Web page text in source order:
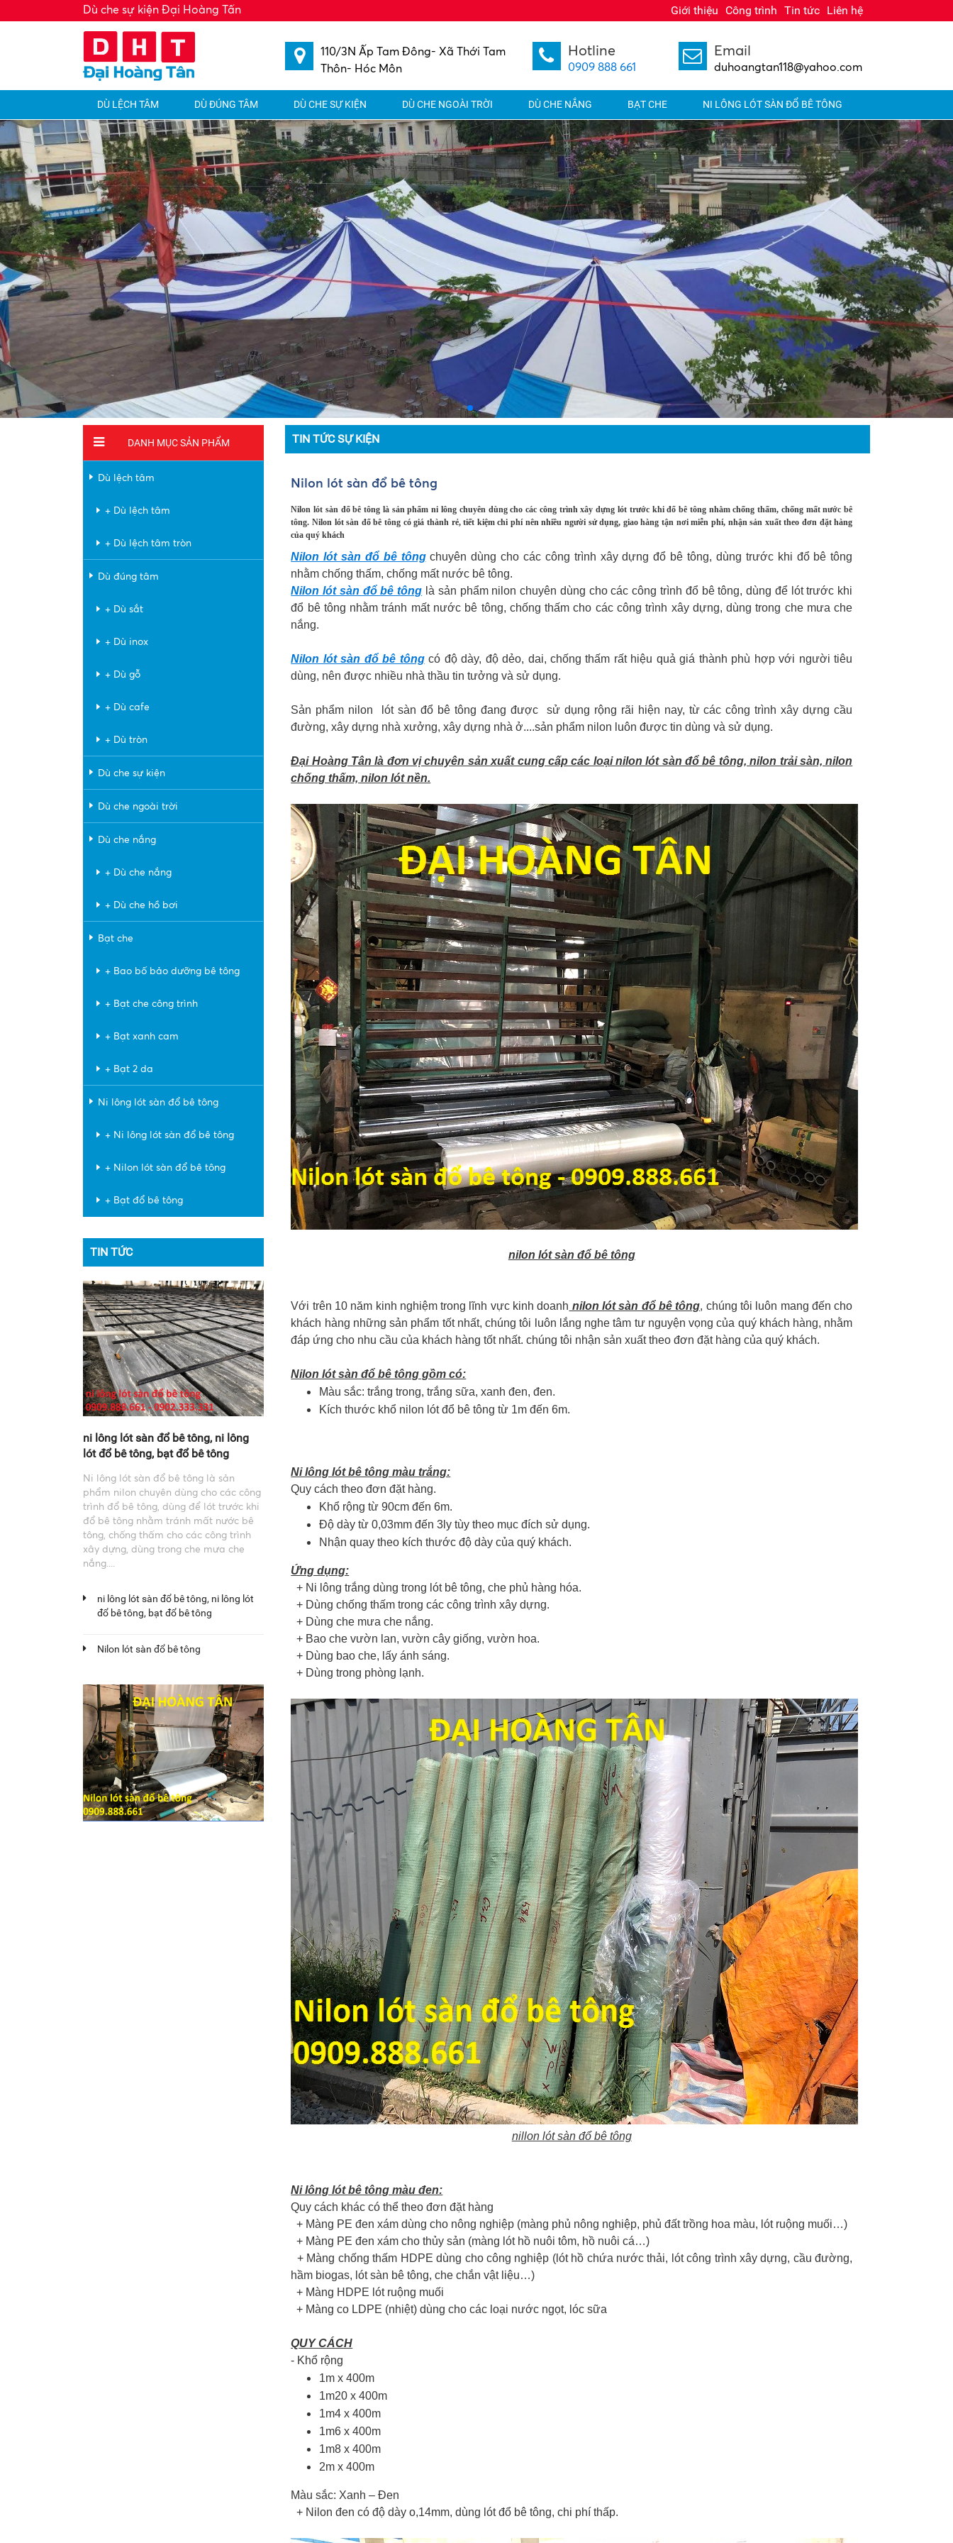
Dù che sự kiện Đại Hoàng Tấn Giới thiệu Công trình Tin tức Liên hệ
110/3N Ấp Tam Đông- Xã Thới Tam
Thôn- Hóc Môn
Hotline
0909 888 661
Email
duhoangtan118@yahoo.com
DÙ LỆCH TÂM DÙ ĐÚNG TÂM DÙ CHE SỰ KIỆN DÙ CHE NGOÀI TRỜI DÙ CHE NẮNG BẠT CHE NI LÔNG LÓT SÀN ĐỔ BÊ TÔNG
DANH MỤC SẢN PHẨM
Dù lệch tâm
+ Dù lệch tâm
+ Dù lệch tâm tròn
Dù đúng tâm
+ Dù sắt
+ Dù inox
+ Dù gỗ
+ Dù cafe
+ Dù tròn
Dù che sự kiện
Dù che ngoài trời
Dù che nắng
+ Dù che nắng
+ Dù che hồ bơi
Bạt che
+ Bao bố bảo dưỡng bê tông
+ Bạt che công trình
+ Bạt xanh cam
+ Bạt 2 da
Ni lông lót sàn đổ bê tông
+ Ni lông lót sàn đổ bê tông
+ Nilon lót sàn đổ bê tông
+ Bạt đổ bê tông
TIN TỨC
ni lông lót sàn đổ bê tông, ni lông
lót đổ bê tông, bạt đổ bê tông
Ni lông lót sàn đổ bê tông là sản
phẩm nilon chuyên dùng cho các công
trình đổ bê tông, dùng để lót trước khi
đổ bê tông nhằm tránh mất nước bê
tông, chống thấm cho các công trình
xây dựng, dùng trong che mưa che
nắng....
ni lông lót sàn đổ bê tông, ni lông lót
đổ bê tông, bạt đổ bê tông
Nilon lót sàn đổ bê tông
TIN TỨC SỰ KIỆN
Nilon lót sàn đổ bê tông
Nilon lót sàn đổ bê tông là sản phẩm ni lông chuyên dùng cho các công trình xây dựng lót trước khi đổ bê tông nhằm chống thấm, chống mất nước bê
tông. Nilon lót sàn đổ bê tông có giá thành rẻ, tiết kiệm chi phí nên nhiều người sử dụng, giao hàng tận nơi miễn phí, nhận sản xuất theo đơn đặt hàng
của quý khách
Nilon lót sàn đổ bê tông chuyên dùng cho các công trình xây dựng đổ bê tông, dùng trước khi đổ bê tông
nhằm chống thấm, chống mất nước bê tông.
Nilon lót sàn đổ bê tông là sản phẩm nilon chuyên dùng cho các công trình đổ bê tông, dùng để lót trước khi
đổ bê tông nhằm tránh mất nước bê tông, chống thấm cho các công trình xây dựng, dùng trong che mưa che
nắng.
Nilon lót sàn đổ bê tôngcó độ dày, độ dẻo, dai, chống thấm rất hiệu quả giá thành phù hợp với người tiêu
dùng, nên được nhiều nhà thầu tin tưởng và sử dụng.
Sản phẩm nilon lót sàn đổ bê tông đang được sử dụng rộng rãi hiện nay, từ các công trình xây dựng cầu
đường, xây dựng nhà xưởng, xây dựng nhà ở....sản phẩm nilon luôn được tin dùng và sử dụng.
Đại Hoàng Tân là đơn vị chuyên sản xuất cung cấp các loại nilon lót sàn đổ bê tông, nilon trải sàn, nilon
chống thấm, nilon lót nền.
nilon lót sàn đổ bê tông
Với trên 10 năm kinh nghiệm trong lĩnh vực kinh doanh nilon lót sàn đổ bê tông, chúng tôi luôn mang đến cho
khách hàng những sản phẩm tốt nhất, chúng tôi luôn lắng nghe tâm tư nguyện vọng của quý khách hàng, nhằm
đáp ứng cho nhu cầu của khách hàng tốt nhất. chúng tôi nhận sản xuất theo đơn đặt hàng của quý khách.
Nilon lót sàn đổ bê tông gồm có:
Màu sắc: trắng trong, trắng sữa, xanh đen, đen.
Kích thước khổ nilon lót đổ bê tông từ 1m đến 6m.
Ni lông lót bê tông màu trắng:
Quy cách theo đơn đặt hàng.
Khổ rộng từ 90cm đến 6m.
Độ dày từ 0,03mm đến 3ly tùy theo mục đích sử dụng.
Nhận quay theo kích thước độ dày của quý khách.
Ứng dụng:
+ Ni lông trắng dùng trong lót bê tông, che phủ hàng hóa.
+ Dùng chống thấm trong các công trình xây dựng.
+ Dùng che mưa che nắng.
+ Bao che vườn lan, vườn cây giống, vườn hoa.
+ Dùng bao che, lấy ánh sáng.
+ Dùng trong phòng lạnh.
nillon lót sàn đổ bê tông
Ni lông lót bê tông màu đen:
Quy cách khác có thể theo đơn đặt hàng
+ Màng PE đen xám dùng cho nông nghiệp (màng phủ nông nghiệp, phủ đất trồng hoa màu, lót ruộng muối…)
+ Màng PE đen xám cho thủy sản (màng lót hồ nuôi tôm, hồ nuôi cá…)
+ Màng chống thấm HDPE dùng cho công nghiệp (lót hồ chứa nước thải, lót công trình xây dựng, cầu đường,
hầm biogas, lót sàn bê tông, che chắn vật liệu…)
+ Màng HDPE lót ruộng muối
+ Màng co LDPE (nhiệt) dùng cho các loại nước ngọt, lóc sữa
QUY CÁCH
- Khổ rộng
1m x 400m
1m20 x 400m
1m4 x 400m
1m6 x 400m
1m8 x 400m
2m x 400m
Màu sắc: Xanh – Đen
+ Nilon đen có độ dày o,14mm, dùng lót đổ bê tông, chi phí thấp.